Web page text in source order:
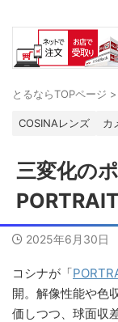
とるならTOPページ >
COSINAレンズ カ
三変化の
2025年6月30日
コシナが「
開。解像性能や色
価しつつ、球面収